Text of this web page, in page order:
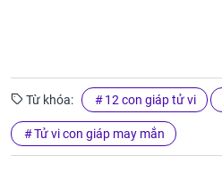
Từ khóa: 12 con giáp tử vi
Tử vi con giáp may mắn